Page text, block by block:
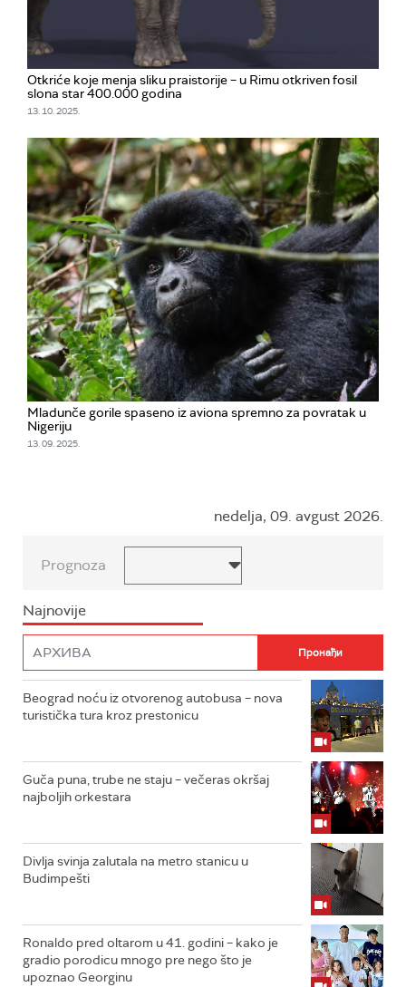
Otkriće koje menja sliku praistorije – u Rimu otkriven fosil
slona star 400.000 godina
13. 10. 2025.
Mladunče gorile spaseno iz aviona spremno za povratak u
Nigeriju
13. 09. 2025.
nedelja, 09. avgust 2026.
Prognoza
Najnovije
Beograd noću iz otvorenog autobusa – nova
turistička tura kroz prestonicu
Guča puna, trube ne staju – večeras okršaj
najboljih orkestara
Divlja svinja zalutala na metro stanicu u
Budimpešti
Ronaldo pred oltarom u 41. godini – kako je
gradio porodicu mnogo pre nego što je
upoznao Georginu